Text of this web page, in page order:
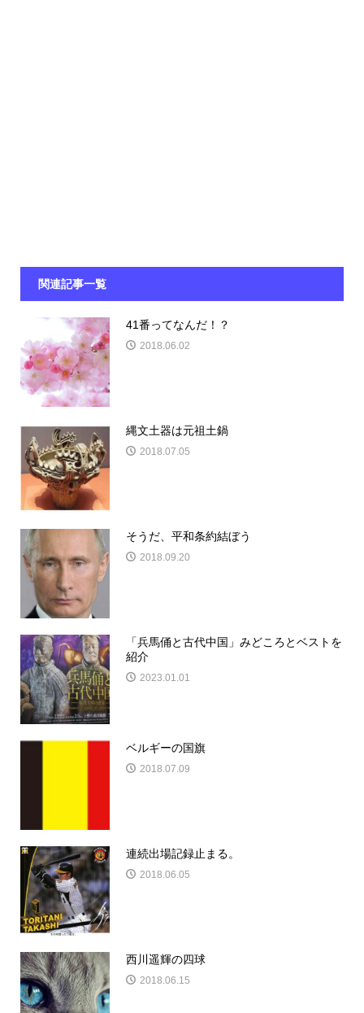
関連記事一覧
41番ってなんだ！？
2018.06.02
縄文土器は元祖土鍋
2018.07.05
そうだ、平和条約結ぼう
2018.09.20
「兵馬俑と古代中国」みどころとベストを
紹介
2023.01.01
ベルギーの国旗
2018.07.09
連続出場記録止まる。
2018.06.05
西川遥輝の四球
2018.06.15